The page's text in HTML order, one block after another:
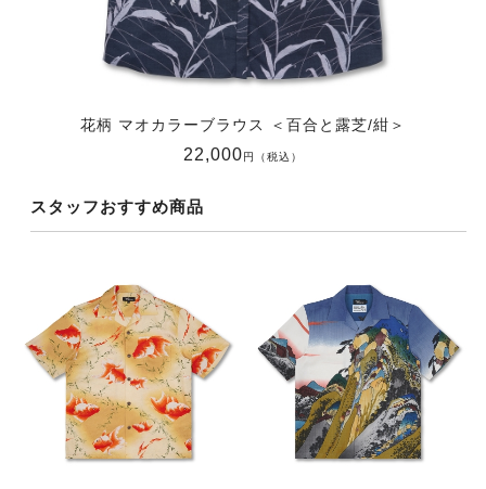
花柄 マオカラーブラウス ＜百合と露芝/紺＞
22,000円（税込）
スタッフおすすめ商品